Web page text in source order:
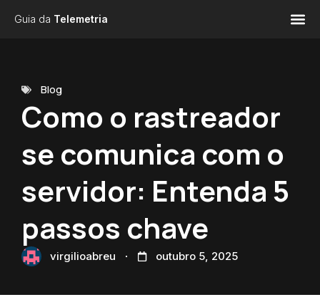
Guia da Telemetria
Blog
Como o rastreador
se comunica com o
servidor: Entenda 5
passos chave
virgilioabreu outubro 5, 2025